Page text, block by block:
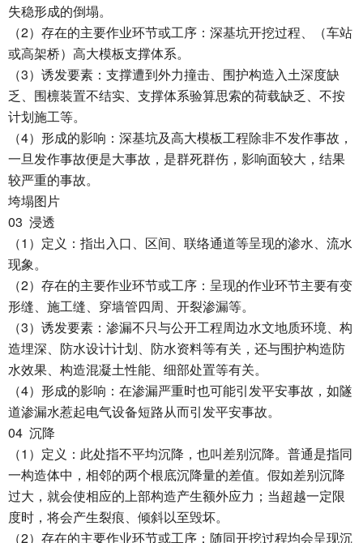
失稳形成的倒塌。
（2）存在的主要作业环节或工序：深基坑开挖过程、（车站
或高架桥）高大模板支撑体系。
（3）诱发要素：支撑遭到外力撞击、围护构造入土深度缺
乏、围檩装置不结实、支撑体系验算思索的荷载缺乏、不按
计划施工等。
（4）形成的影响：深基坑及高大模板工程除非不发作事故，
一旦发作事故便是大事故，是群死群伤，影响面较大，结果
较严重的事故。
垮塌图片
03 浸透
（1 ）定义：指出入口、区间、联络通道等呈现的渗水、流水
现象。
（2）存在的主要作业环节或工序：呈现的作业环节主要有变
形缝、施工缝、穿墙管四周、开裂渗漏等。
（3）诱发要素：渗漏不只与公开工程周边水文地质环境、构
造埋深、防水设计计划、防水资料等有关，还与围护构造防
水效果、构造混凝土性能、细部处置等有关。
（4）形成的影响：在渗漏严重时也可能引发平安事故，如隧
道渗漏水惹起电气设备短路从而引发平安事故。
04 沉降
（1 ）定义：此处指不平均沉降，也叫差别沉降。普通是指同
一构造体中，相邻的两个根底沉降量的差值。假如差别沉降
过大，就会使相应的上部构造产生额外应力；当超越一定限
度时，将会产生裂痕、倾斜以至毁坏。
（2）存在的主要作业环节或工序：随同开挖过程均会呈现沉